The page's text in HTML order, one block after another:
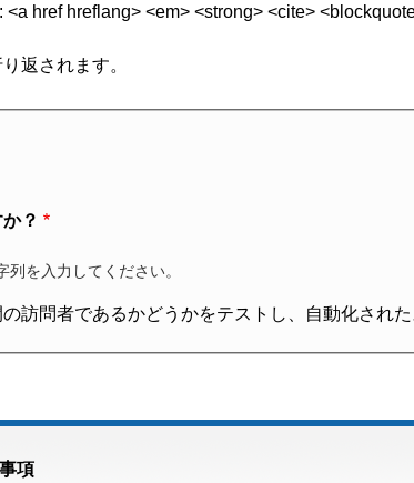
href hreflang> <em> <strong> <cite>
返されます。
？
を入力してください。
訪問者であるかどうかをテストし、自動化され
項